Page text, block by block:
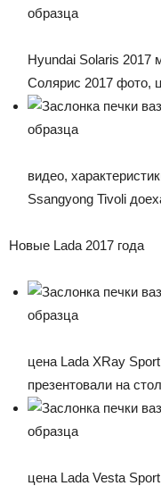
Hyundai Solaris 2017
Солярис 2017 фото,
видео,
Ssangyong Tivoli
Новые Lada 2017 года
цена Lada XRay
презентовали на
цена Lada Vesta